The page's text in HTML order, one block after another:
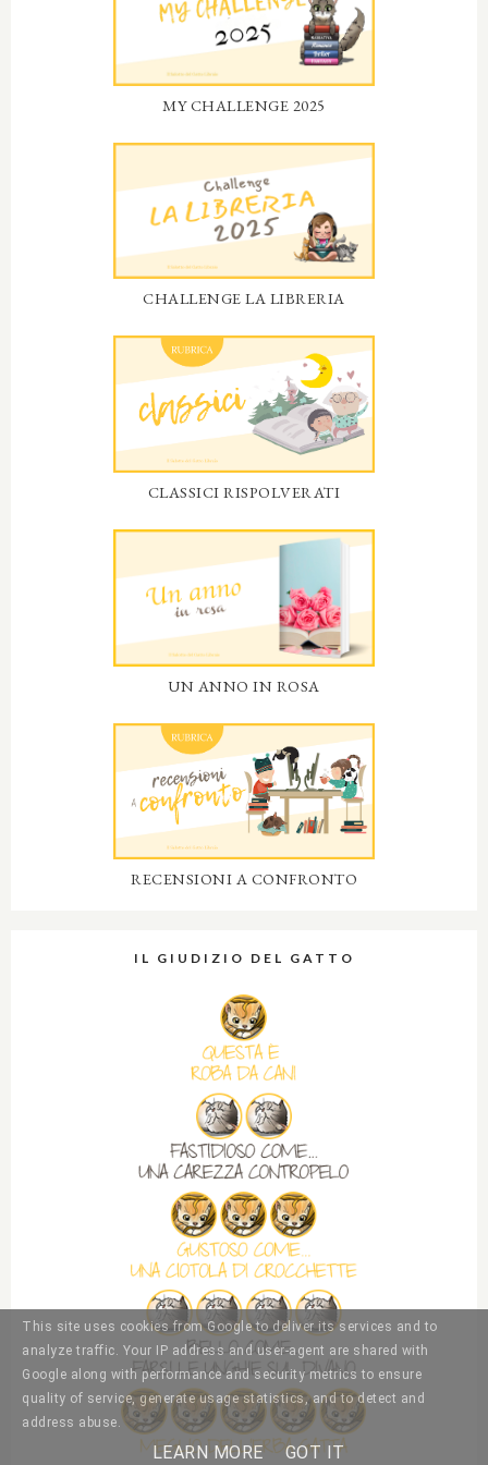
MY CHALLENGE 2025
CHALLENGE LA LIBRERIA
CLASSICI RISPOLVERATI
UN ANNO IN ROSA
RECENSIONI A CONFRONTO
IL GIUDIZIO DEL GATTO
This site uses cookies from Google to deliver its services and to
analyze traffic. Your IP address and user-agent are shared with
Google along with performance and security metrics to ensure
quality of service, generate usage statistics, and to detect and
address abuse.
LEARN MORE GOT IT